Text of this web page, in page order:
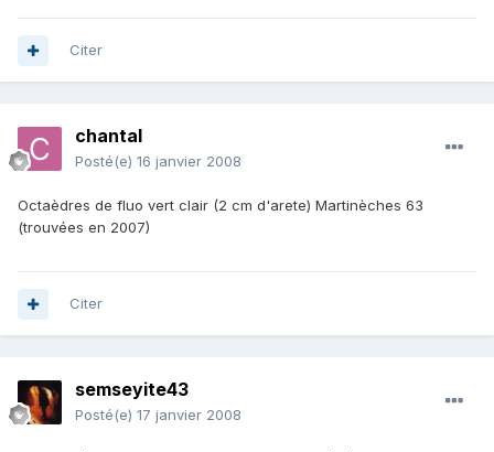
Citer
chantal
Posté(e) 16 janvier 2008
Octaèdres de fluo vert clair (2 cm d'arete) Martinèches 63
(trouvées en 2007)
Citer
semseyite43
Posté(e) 17 janvier 2008